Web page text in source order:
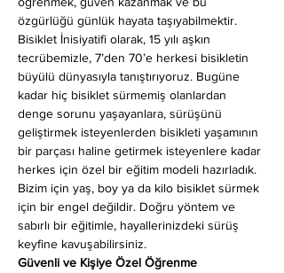
özgürlüğü günlük hayata taşıyabilmektir.
Bisiklet İnisiyatifi olarak, 15 yılı aşkın
tecrübemizle, 7’den 70’e herkesi bisikletin
büyülü dünyasıyla tanıştırıyoruz. Bugüne
kadar hiç bisiklet sürmemiş olanlardan
denge sorunu yaşayanlara, sürüşünü
geliştirmek isteyenlerden bisikleti yaşamının
bir parçası haline getirmek isteyenlere kadar
herkes için özel bir eğitim modeli hazırladık.
Bizim için yaş, boy ya da kilo bisiklet sürmek
için bir engel değildir. Doğru yöntem ve
sabırlı bir eğitimle, hayallerinizdeki sürüş
keyfine kavuşabilirsiniz.
Güvenli ve Kişiye Özel Öğrenme